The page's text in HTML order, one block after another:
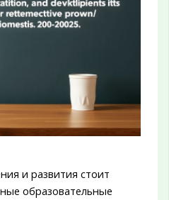
и развития стоит
образовательные